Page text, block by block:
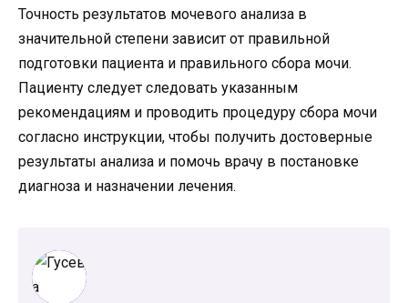
Точность результатов мочевого анализа в
значительной степени зависит от правильной
подготовки пациента и правильного сбора мочи.
Пациенту следует следовать указанным
рекомендациям и проводить процедуру сбора мочи
согласно инструкции, чтобы получить достоверные
результаты анализа и помочь врачу в постановке
диагноза и назначении лечения.